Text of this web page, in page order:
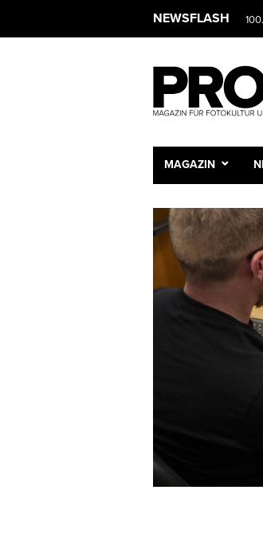
NEWSFLASH
MAGAZIN